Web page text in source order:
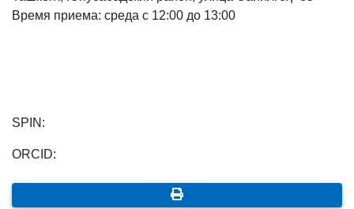
Время приема: среда с 12:00 до 13:00
SPIN:
ORCID:
6. Онлайн-заявки (15)